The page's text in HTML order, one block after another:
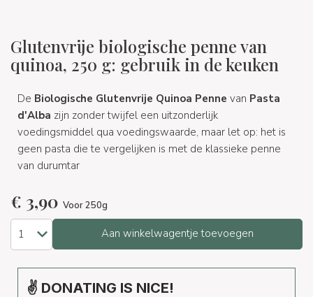
Glutenvrije biologische penne van
quinoa, 250 g: gebruik in de keuken
De Biologische Glutenvrije Quinoa Penne van Pasta
d'Alba zijn zonder twijfel een uitzonderlijk
voedingsmiddel qua voedingswaarde, maar let op: het is
geen pasta die te vergelijken is met de klassieke penne
van durumtar
€ 3,90 Voor 250g
Aan winkelwagentje toevoegen
✌ DONATING IS NICE!